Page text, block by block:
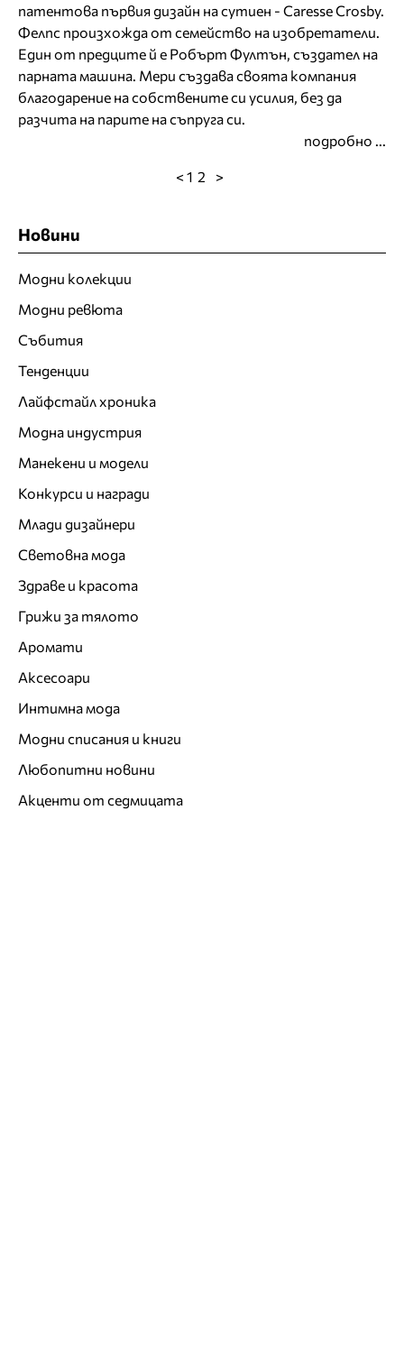
патентова първия дизайн на сутиен - Caresse Crosby.
Фелпс произхожда от семейство на изобретатели.
Един от предците й е Робърт Фултън, създател на
парната машина. Мери създава своята компания
благодарение на собствените си усилия, без да
разчита на парите на съпруга си.
подробно ...
< 1 2 >
Новини
Модни колекции
Модни ревюта
Събития
Тенденции
Лайфстайл хроника
Модна индустрия
Манекени и модели
Конкурси и награди
Млади дизайнери
Световна мода
Здраве и красота
Грижи за тялото
Аромати
Аксесоари
Интимна мода
Модни списания и книги
Любопитни новини
Акценти от седмицата